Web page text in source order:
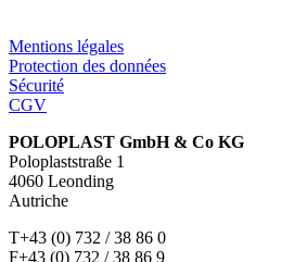
Mentions légales
Protection des données
Sécurité
CGV
POLOPLAST GmbH & Co KG
Poloplaststraße 1
4060 Leonding
Autriche
T+43 (0) 732 / 38 86 0
F+43 (0) 732 / 38 86 9